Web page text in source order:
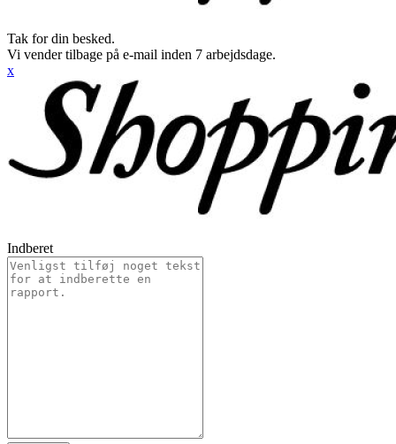
Tak for din besked.
Vi vender tilbage på e-mail inden 7 arbejdsdage.
x
Indberet